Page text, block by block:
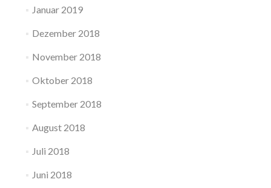
Januar 2019
Dezember 2018
November 2018
Oktober 2018
September 2018
August 2018
Juli 2018
Juni 2018